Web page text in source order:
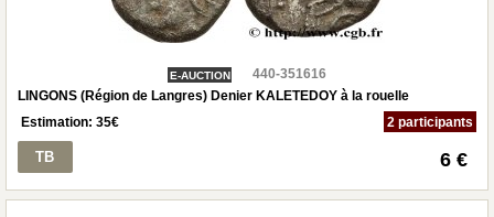
E-AUCTION
440-351616
LINGONS (Région de Langres) Denier KALETEDOY à la rouelle
Estimation: 35€ 2 participants
TB 6 €